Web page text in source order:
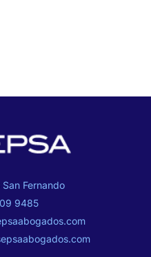
Fernando
9485